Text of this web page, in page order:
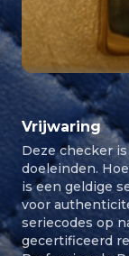
Vrijwaring
Deze checker
doeleinden.
is een geldige
voor
seriecodes op
gecertificeerd